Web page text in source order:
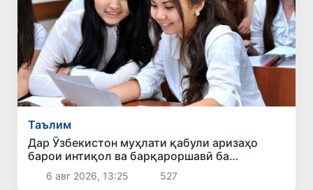
Таълим
Дар Ӯзбекистон муҳлати қабули аризаҳо
барои интиқол ва барқароршавӣ ба
донишгоҳҳои ғайридавлатӣ то 10 август
дароз карда шуд
6 авг 2026, 13:25 527